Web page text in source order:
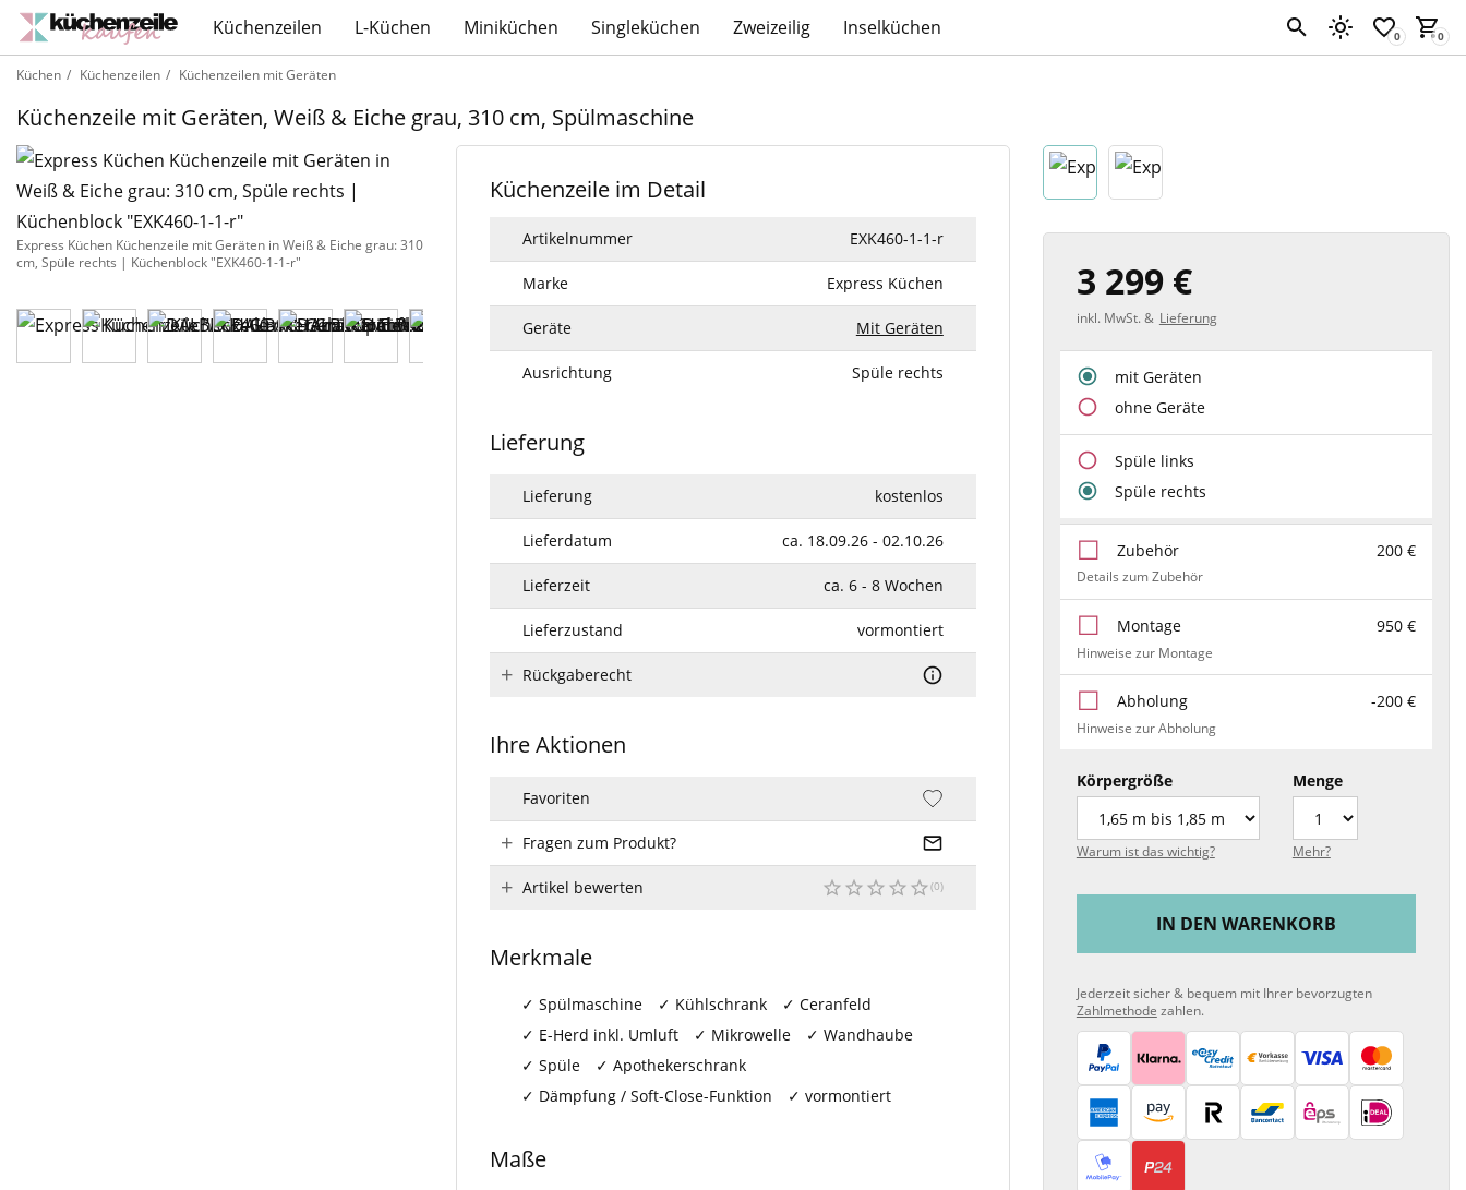
Küchenzeilen L-Küchen Miniküchen Singleküchen Zweizeilig Inselküchen
Küchen Küchenzeilen Küchenzeilen mit Geräten
Küchenzeile mit Geräten, Weiß & Eiche grau, 310 cm, Spülmaschine
Express Küchen Küchenzeile mit Geräten in Weiß & Eiche grau: 310
cm, Spüle rechts | Küchenblock "EXK460-1-1-r"
3 299 €
inkl. MwSt. & Lieferung
mit Geräten
ohne Geräte
Spüle links
Spüle rechts
Zubehör 200 €
Details zum Zubehör
Montage 950 €
Hinweise zur Montage
Abholung -200 €
Hinweise zur Abholung
Körpergröße
Warum ist das wichtig?
Menge
Mehr?
IN DEN WARENKORB
Jederzeit sicher & bequem mit Ihrer bevorzugten
Zahlmethode zahlen.
Küchenzeile im Detail
Artikelnummer EXK460-1-1-r
Marke Express Küchen
Geräte Mit Geräten
Ausrichtung Spüle rechts
Lieferung
Lieferung kostenlos
Lieferdatum ca. 18.09.26 - 02.10.26
Lieferzeit ca. 6 - 8 Wochen
Lieferzustand vormontiert
Rückgaberecht
Ihre Aktionen
Favoriten
Fragen zum Produkt?
Artikel bewerten
Merkmale
Spülmaschine Kühlschrank
Ceranfeld
E-Herd inkl. Umluft
Mikrowelle
Wandhaube
Spüle
Apothekerschrank
Dämpfung / Soft-Close-Funktion
vormontiert
Maße